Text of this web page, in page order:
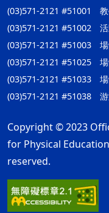
(03)571-2121 #51001 教
(03)571-2121 #51002 活
(03)571-2121 #51003 場
(03)571-2121 #51025 場
(03)571-2121 #51033 場
(03)571-2121 #51038
Copyright © 2023
for Physical
reserved.